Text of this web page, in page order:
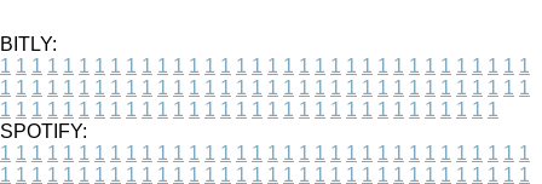
BITLY:
1 1 1 1 1 1 1 1 1 1 1 1 1 1 1 1 1 1 1 1 1 1 1 1 1 1 1 1 1 1 1 1 1 1
1 1 1 1 1 1 1 1 1 1 1 1 1 1 1 1 1 1 1 1 1 1 1 1 1 1 1 1 1 1 1 1 1 1
1 1 1 1 1 1 1 1 1 1 1 1 1 1 1 1 1 1 1 1 1 1 1 1 1 1 1 1 1 1 1 1
SPOTIFY:
1 1 1 1 1 1 1 1 1 1 1 1 1 1 1 1 1 1 1 1 1 1 1 1 1 1 1 1 1 1 1 1 1 1
1 1 1 1 1 1 1 1 1 1 1 1 1 1 1 1 1 1 1 1 1 1 1 1 1 1 1 1 1 1 1 1 1 1